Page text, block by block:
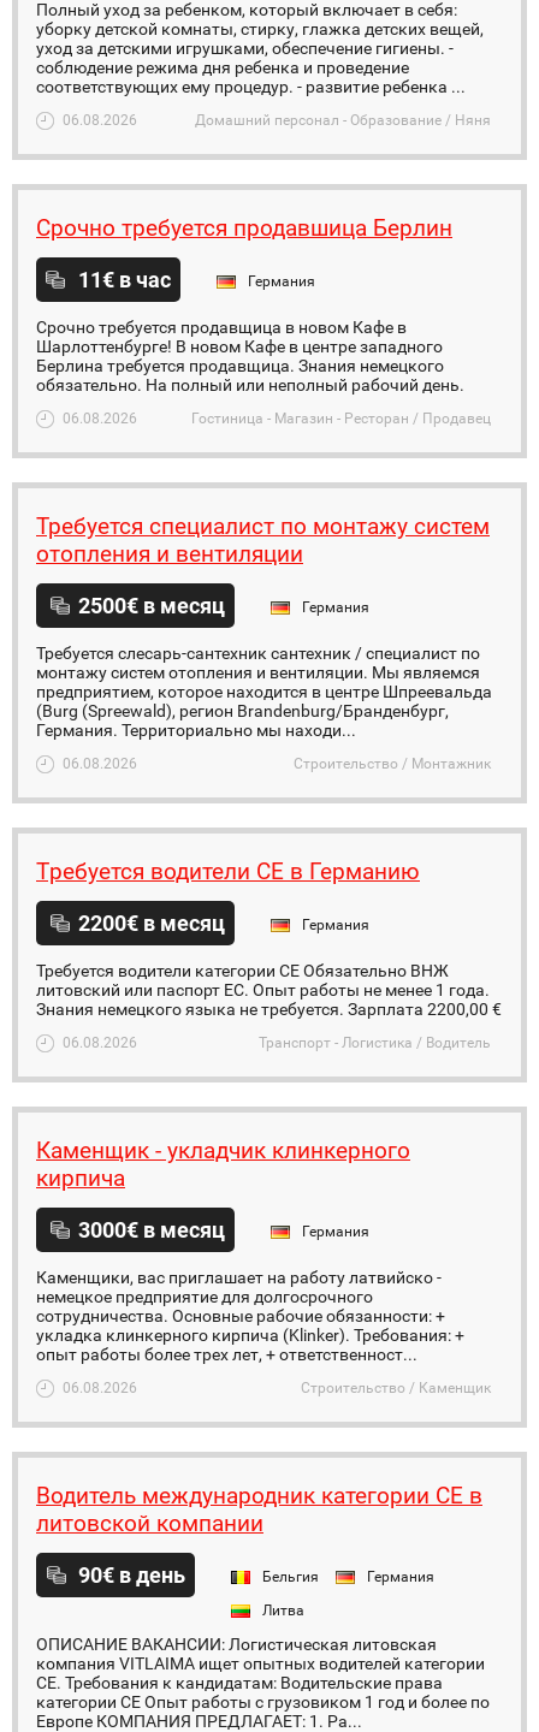
Полный уход за ребенком, который включает в себя:
уборку детской комнаты, стирку, глажка детских вещей,
уход за детскими игрушками, обеспечение гигиены. -
соблюдение режима дня ребенка и проведение
соответствующих ему процедур. - развитие ребенка ...
06.08.2026 Домашний персонал - Образование / Няня
Срочно требуется продавшица Берлин
11€ в час Германия
Срочно требуется продавщица в новом Кафе в
Шарлоттенбурге! В новом Кафе в центре западного
Берлина требуется продавщица. Знания немецкого
обязательно. На полный или неполный рабочий день.
06.08.2026 Гостиница - Магазин - Ресторан / Продавец
Требуется специалист по монтажу систем
отопления и вентиляции
2500€ в месяц Германия
Требуется слесарь-сантехник сантехник / специалист по
монтажу систем отопления и вентиляции. Мы являемся
предприятием, которое находится в центре Шпреевальда
(Burg (Spreewald), регион Brandenburg/Бранденбург,
Германия. Территориально мы находи...
06.08.2026 Строительство / Монтажник
Tребуется водители CE в Германию
2200€ в месяц Германия
Требуется водители категории CE Обязательно ВНЖ
литовский или паспорт ЕС. Опыт работы не менее 1 года.
Знания немецкого языка не требуется. Зарплата 2200,00 €
06.08.2026 Транспорт - Логистика / Водитель
Каменщик - укладчик клинкерного
кирпича
3000€ в месяц Германия
Каменщики, вас приглашает на работу латвийско -
немецкое предприятие для долгосрочного
сотрудничества. Основные рабочие обязанности: +
укладка клинкерного кирпича (Klinker). Требования: +
опыт работы более трех лет, + ответственност...
06.08.2026 Строительство / Каменщик
Водитель международник категории СЕ в
литовской компании
90€ в день Бельгия
Германия
Литва
ОПИСАНИЕ ВАКАНСИИ: Логистическая литовская
компания VITLAIMA ищет опытных водителей категории
CE. Требования к кандидатам: Водительские права
категории СЕ Опыт работы с грузовиком 1 год и более по
Европе КОМПАНИЯ ПРЕДЛАГАЕТ: 1. Ра...